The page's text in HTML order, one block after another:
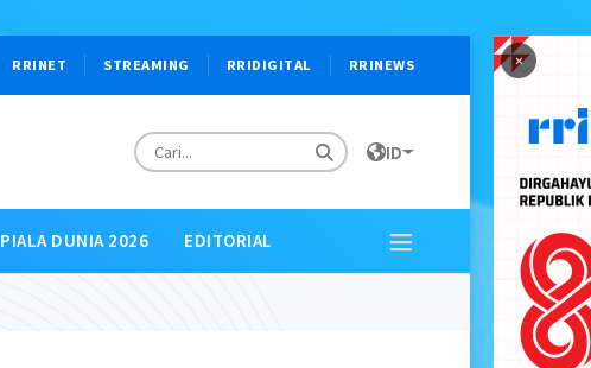
×
RRINET STREAMING RRIDIGITAL RRINEWS
ID
PIALA DUNIA 2026 EDITORIAL